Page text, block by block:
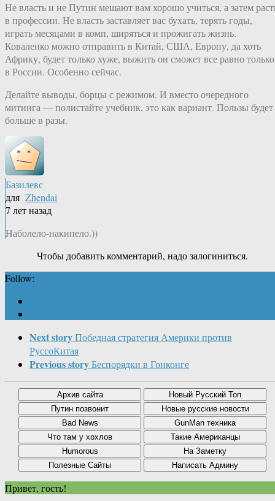
Не власть и не Путин мешают вам хорошо учиться, а затем
в профессии. Не власть заставляет вас бухать, терять годы,
играть месяцами в комп, ширяться и прожигать жизнь.
Коваленко можно отправить в Китай, США, Европу, да хоть
Африку, будет только хуже, выжить он сможет все равно только
в России. Особенно сейчас.
Делайте выводы, борцы с режимом. И вместо очередного
митинга — полистайте учебник, это как вариант. Пользы будет
больше в разы.
Базилевс
для Zhendai
7 лет назад
Наболело-накипело.))
Чтобы добавить комментарий, надо залогиниться.
Follow:
Next storyПобедная стратегия Америки против
РуссоКитая
Previous storyБеспорядки в Гонконге
Привет, гость!